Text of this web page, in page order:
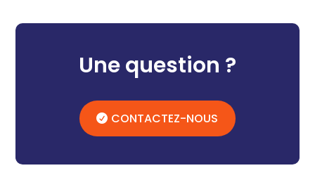
Une question ?
CONTACTEZ-NOUS